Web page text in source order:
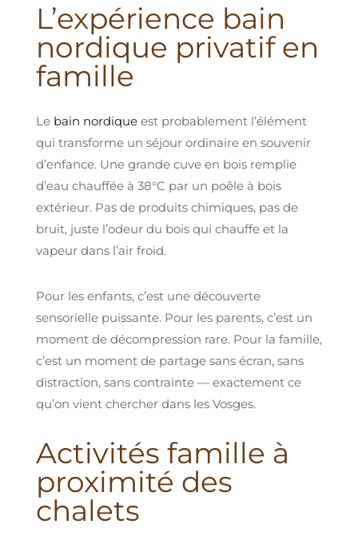
L’expérience bain
nordique privatif en
famille
Le bain nordique est probablement l’élément
qui transforme un séjour ordinaire en souvenir
d’enfance. Une grande cuve en bois remplie
d’eau chauffée à 38°C par un poêle à bois
extérieur. Pas de produits chimiques, pas de
bruit, juste l’odeur du bois qui chauffe et la
vapeur dans l’air froid.
Pour les enfants, c’est une découverte
sensorielle puissante. Pour les parents, c’est un
moment de décompression rare. Pour la famille,
c’est un moment de partage sans écran, sans
distraction, sans contrainte — exactement ce
qu’on vient chercher dans les Vosges.
Activités famille à
proximité des
chalets